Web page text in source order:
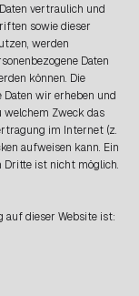
vertraulich und
sowie dieser
werden
Daten
können. Die
wir erheben und
Zweck das
im Internet (z.
aufweisen kann. Ein
Dritte ist nicht möglich.
auf dieser Website ist: